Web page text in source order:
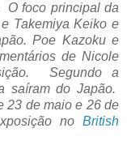
O foco principal da
Takemiya Keiko e
Poe Kazoku e
de Nicole
Segundo a
saíram do Japão.
23 de maio e 26 de
no British